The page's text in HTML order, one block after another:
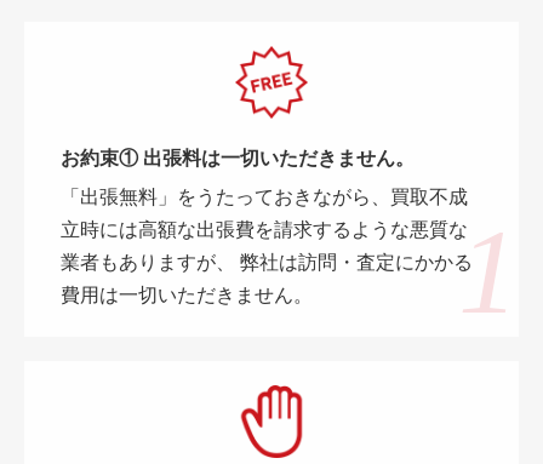
お約束① 出張料は一切いただきません。
「出張無料」をうたっておきながら、買取不成
立時には高額な出張費を請求するような悪質な
業者もありますが、 弊社は訪問・査定にかかる
費用は一切いただきません。